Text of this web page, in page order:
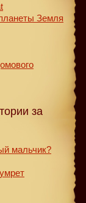
Земля
за
мальчик?